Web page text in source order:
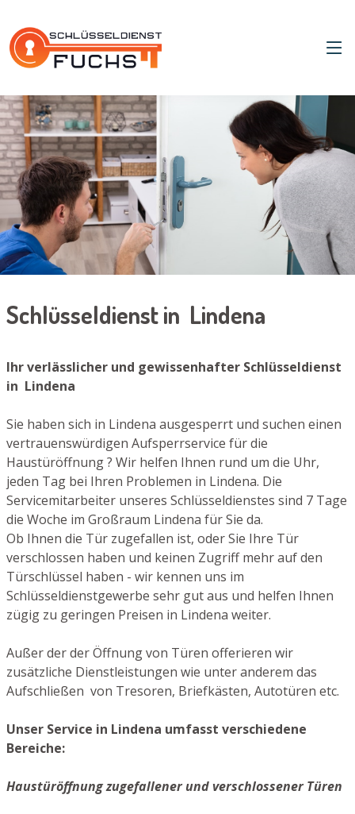
Schlüsseldienst in Lindena
Ihr verlässlicher und gewissenhafter Schlüsseldienst
in Lindena
Sie haben sich in Lindena ausgesperrt und suchen einen
vertrauenswürdigen Aufsperrservice für die
Haustüröffnung ? Wir helfen Ihnen rund um die Uhr,
jeden Tag bei Ihren Problemen in Lindena. Die
Servicemitarbeiter unseres Schlüsseldienstes sind 7 Tage
die Woche im Großraum Lindena für Sie da.
Ob Ihnen die Tür zugefallen ist, oder Sie Ihre Tür
verschlossen haben und keinen Zugriff mehr auf den
Türschlüssel haben - wir kennen uns im
Schlüsseldienstgewerbe sehr gut aus und helfen Ihnen
zügig zu geringen Preisen in Lindena weiter.
Außer der der Öffnung von Türen offerieren wir
zusätzliche Dienstleistungen wie unter anderem das
Aufschließen von Tresoren, Briefkästen, Autotüren etc.
Unser Service in Lindena umfasst verschiedene
Bereiche:
Haustüröffnung zugefallener und verschlossener Türen